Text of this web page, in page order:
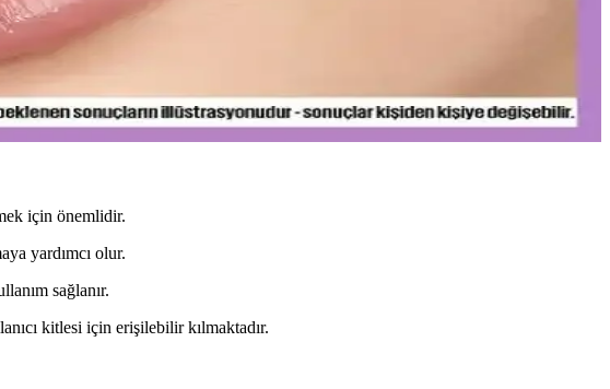
sağlar.
seçenekler ve doğru uygulama ipuçlarıyla makyajınızı mükemmelleştirin.
için önemlidir.
yardımcı olur.
sağlanır.
kitlesi için erişilebilir kılmaktadır.